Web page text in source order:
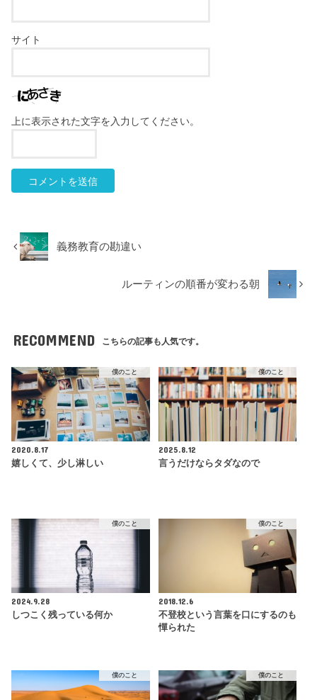
サイト
上に表示された文字を入力してください。
義務教育の勘違い
ルーティンの順番が変わる朝
RECOMMEND こちらの記事も人気です。
僕のこと
2020.8.17
嬉しくて、少し淋しい
僕のこと
2025.8.12
言うだけならタダなので
僕のこと
2024.9.28
しつこく残っている何か
僕のこと
2018.12.6
不登校という言葉を口にするのも
憚られた
僕のこと 僕のこと